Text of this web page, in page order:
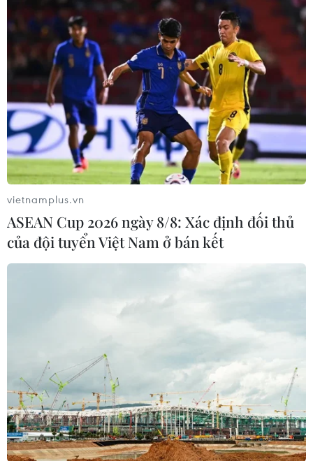
Gần 66 triệu người trên thế giới phải ly
tán vì xung đột bạo lực
20/06/2017 03:39
Bình quân cứ 3 giây trên thế giới lại có một người rơi
vào tình cảnh mất nhà ở do xung đột bạo lực, riêng con
số phải chạy nạn trong năm 2016 đã lên tới 65,6 triệu
người.
vietnamplus.vn
ASEAN Cup 2026 ngày 8/8: Xác định đối thủ
của đội tuyển Việt Nam ở bán kết